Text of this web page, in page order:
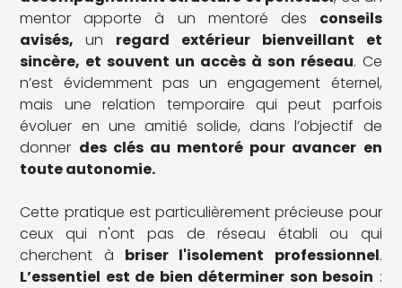
mentor apporte à un mentoré des conseils
avisés,un regard extérieur bienveillant et
sincère, et souvent un accès à son réseau. Ce
n’est évidemment pas un engagement éternel,
mais une relation temporaire qui peut parfois
évoluer en une amitié solide, dans l’objectif de
donner des clés au mentoré pour avancer en
toute autonomie.
Cette pratique est particulièrement précieuse pour
ceux qui n'ont pas de réseau établi ou qui
cherchent à briser l'isolement professionnel.
L’essentiel est de bien déterminer son besoin :